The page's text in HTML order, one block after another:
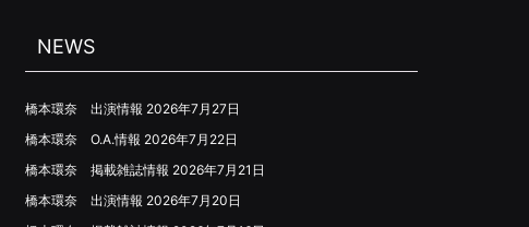
NEWS
橋本環奈 出演情報 2026年7月27日
橋本環奈 O.A.情報 2026年7月22日
橋本環奈 掲載雑誌情報 2026年7月21日
橋本環奈 出演情報 2026年7月20日